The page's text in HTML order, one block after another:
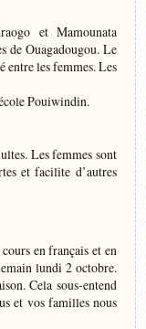
et Mamounata
de Ouagadougou. Le
entre les femmes. Les
Pouiwindin.
Les femmes sont
et facilite d’autres
en français et en
lundi 2 octobre.
Cela sous-entend
et vos familles nous